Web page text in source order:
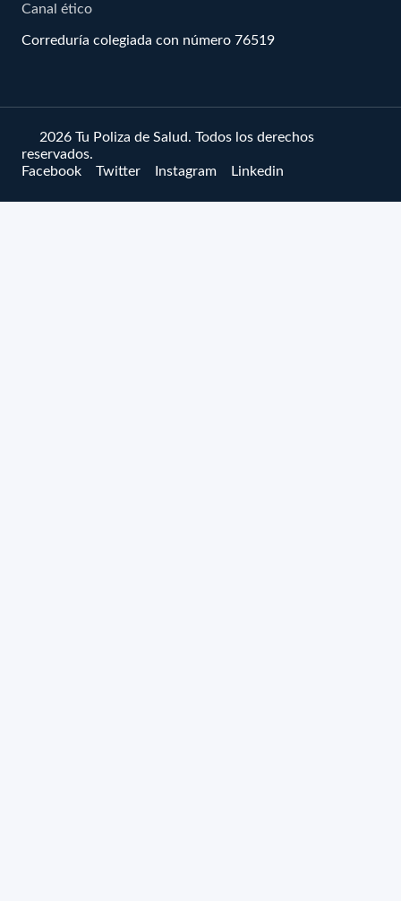
Canal ético
Correduría colegiada con número 76519
© 2026 Tu Poliza de Salud. Todos los derechos
reservados.
Facebook
Twitter Instagram Linkedin